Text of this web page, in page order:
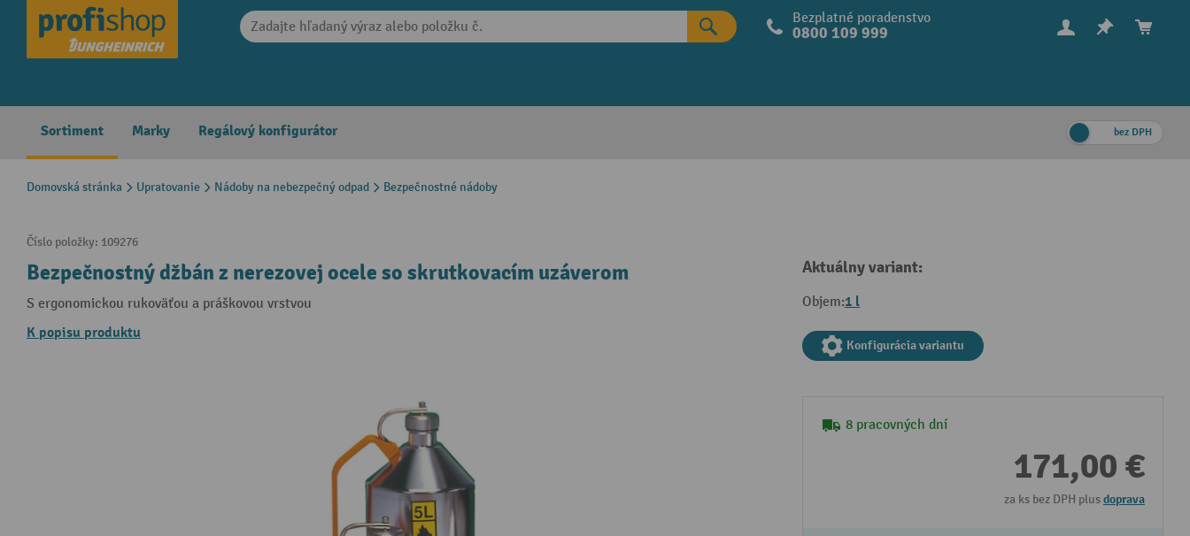
Skip to main navigation Bezplatné poradenstvo
0800 109 999
Sortiment Marky Regálový konfigurátor bez DPH
Domovská stránka Upratovanie Nádoby na nebezpečný odpad Bezpečnostné nádoby
Číslo položky: 109276
Bezpečnostný džbán z nerezovej ocele so skrutkovacím uzáverom
S ergonomickou rukoväťou a práškovou vrstvou
K popisu produktu
Aktuálny variant:
Objem:1 l
Konfigurácia variantu
8 pracovných dní
171,00 €
za ks bez DPH plusdoprava